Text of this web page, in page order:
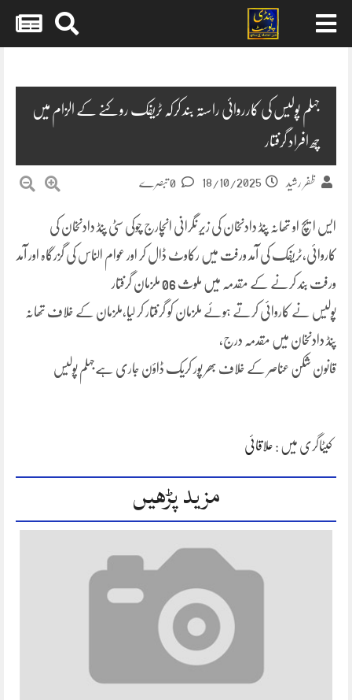
جہلم پولیس کی کارروائی راستہ بند کرکہ ٹریفک روکنے کے الزام میں
چھ افراد گرفتار
ظفر رشید 18/10/2025
ایس ایچ او تھانہ پنڈ دادنخان کی زیرِ نگرانی انچارج چوکی سٹی پنڈ دادنخان کی
کاروائی،ٹریفک کی آمد ورفت میں رکاوٹ ڈال کر اور عوام الناس کی گزرگاہ اور آمد
ورفت بند کرنے کے مقدمہ میں ملوث 06 ملزمان گرفتار
پولیس نے کاروائی کرتے ہوئے ملزمان کو گرفتار کر لیا،ملزمان کے خلاف تھانہ
پنڈ دادنخان میں مقدمہ درج،
قانون شکن عناصر کے خلاف بھر پور کریک ڈاؤن جاری ہےجہلم پولیس
کیٹاگری میں : علاقائی
مزید پڑھیں